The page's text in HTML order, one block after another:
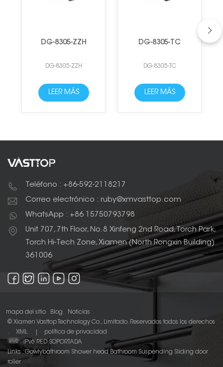
DG-8305-ZZH
DG-8305-ZZH
LEER MÁS
DG-8305-TC
DG-8305-TC
LEER MÁS
Teléfono : +86-592-2118217
Correo electrónico : ruby@xmvasttop.com
WhatsApp : +86 15750793798
Unit 707, 7th Floor, No.8 Xinfeng 2nd Road, Torch Park,
Torch Hi-Tech Zone, Xiamen (North Rongxin Building)
361006
mapa del sitio Blog
Noticias
© Xiamen Vasttop Technology Co., Limitado. Reservados todos los derechos
.
XML
política de privacidad
IPv6 RED SOPORTADA
Links :Gowlybathroom Shower head Bathroom Suspending Sliding door
roller